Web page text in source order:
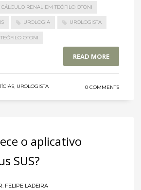
RENAL EM TEÓFILO OTONI
UROLOGIA UROLOGISTA
OTONI
READ MORE
, UROLOGISTA 0 COMMENTS
o aplicativo
SUS?
FELIPE LADEIRA